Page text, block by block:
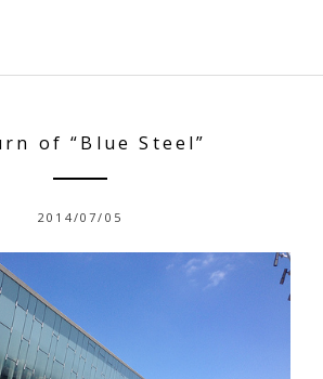
of “Blue Steel”
2014/07/05